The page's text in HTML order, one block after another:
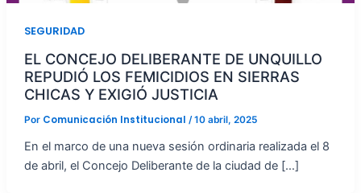
SEGURIDAD
EL CONCEJO DELIBERANTE DE UNQUILLO
REPUDIÓ LOS FEMICIDIOS EN SIERRAS
CHICAS Y EXIGIÓ JUSTICIA
Por Comunicación Institucional /10 abril, 2025
En el marco de una nueva sesión ordinaria realizada el 8
de abril, el Concejo Deliberante de la ciudad de […]